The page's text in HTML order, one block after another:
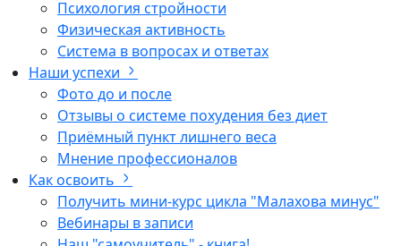
Психология стройности
Физическая активность
Система в вопросах и ответах
Наши успехи
Фото до и после
Отзывы о системе похудения без диет
Приёмный пункт лишнего веса
Мнение профессионалов
Как освоить
Получить мини-курс цикла "Малахова минус"
Вебинары в записи